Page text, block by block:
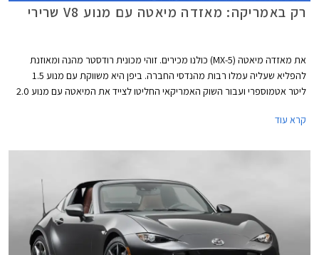
רק באמריקה: מאזדה מיאטה עם מנוע V8 שרירי
את מאזדה מיאטה (MX-5) כולנו מכירים. זוהי מכונית רודסטר מהנה ומאוזנת
להפליא שעליה עמלו רבות מהנדסי החברה. ביפן היא משווקת עם מנוע 1.5
ליטר אטמוספרי ועבור השוק האמריקאי החליטו לצייד את המיאטה עם מנוע 2.0
החל מהצ'יפס במקדונדלס ועד למנוע ברכב.
קרא עוד